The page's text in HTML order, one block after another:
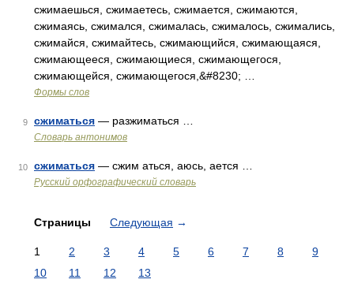
сжимаешься, сжимаетесь, сжимается, сжимаются,
сжимаясь, сжимался, сжималась, сжималось, сжимались,
сжимайся, сжимайтесь, сжимающийся, сжимающаяся,
сжимающееся, сжимающиеся, сжимающегося,
сжимающейся, сжимающегося,&#8230; …
Формы слов
9 сжиматься — разжиматься …
Словарь антонимов
10 сжиматься — сжим аться, аюсь, ается …
Русский орфографический словарь
Страницы Следующая →
1 2 3 4 5 6 7 8
9
10
11 12 13